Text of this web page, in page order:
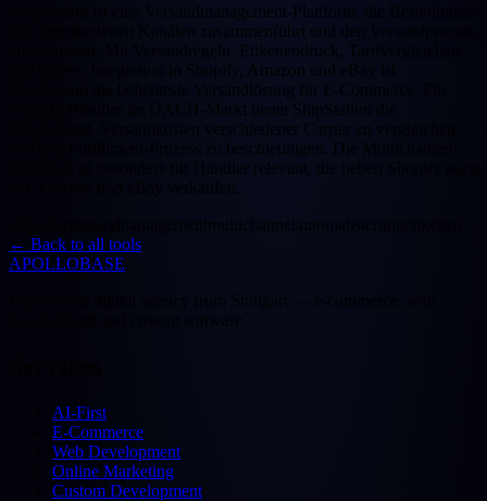
ShipStation ist eine Versandmanagement-Plattform, die Bestellungen
aus verschiedenen Kanälen zusammenführt und den Versandprozess
automatisiert. Mit Versandregeln, Etikettendruck, Tarifvergleichen
und nativer Integration in Shopify, Amazon und eBay ist
ShipStation die beliebteste Versandlösung für E-Commerce. Für
Shopify Händler im DACH-Markt bietet ShipStation die
Möglichkeit, Versandkosten verschiedener Carrier zu vergleichen
und den Fulfillment-Prozess zu beschleunigen. Die Multichannel-
Fähigkeit ist besonders für Händler relevant, die neben Shopify auch
auf Amazon und eBay verkaufen.
multichannel automatisierung
← Back to all tools
APOLLOBASE
AI-First
E-Commerce
Web Development
Online Marketing
Custom Development